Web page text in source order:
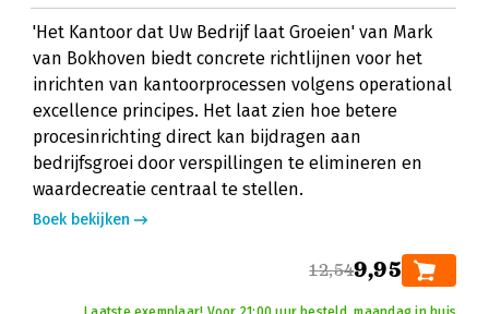
'Het Kantoor dat Uw Bedrijf laat Groeien' van Mark
van Bokhoven biedt concrete richtlijnen voor het
inrichten van kantoorprocessen volgens operational
excellence principes. Het laat zien hoe betere
procesinrichting direct kan bijdragen aan
bedrijfsgroei door verspillingen te elimineren en
waardecreatie centraal te stellen.
Boek bekijken
12,549,95